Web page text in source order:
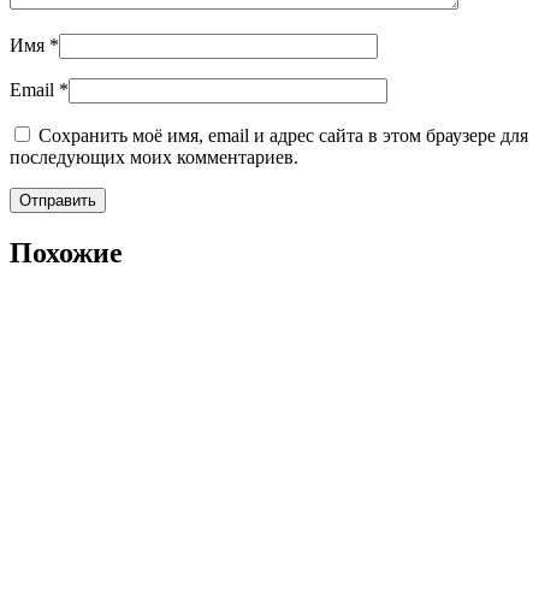
Имя *
Email *
Сохранить моё имя, email и адрес сайта в этом браузере для
последующих моих комментариев.
Похожие